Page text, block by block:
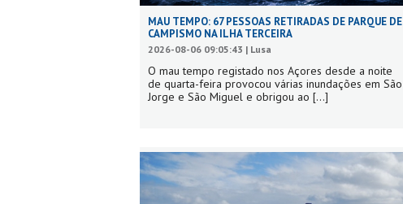
MAU TEMPO: 67 PESSOAS RETIRADAS DE PARQUE DE
CAMPISMO NA ILHA TERCEIRA
2026-08-06 09:05:43 | Lusa
O mau tempo registado nos Açores desde a noite
de quarta-feira provocou várias inundações em São
Jorge e São Miguel e obrigou ao [...]